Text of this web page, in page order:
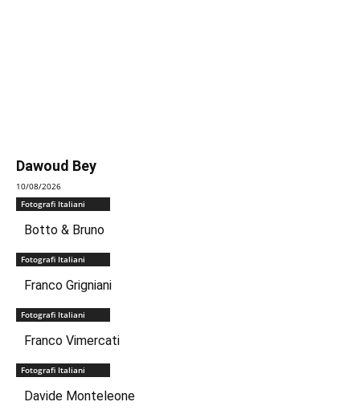
Dawoud Bey
10/08/2026
Fotografi Italiani
Botto & Bruno
Fotografi Italiani
Franco Grigniani
Fotografi Italiani
Franco Vimercati
Fotografi Italiani
Davide Monteleone